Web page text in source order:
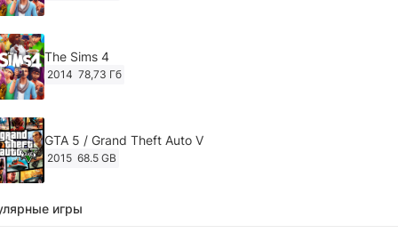
The Sims 4
2014 78,73 Гб
GTA 5 / Grand Theft Auto V
2015 68.5 GB
Ghost of Tsushima: Director's Cut v.1053.8.1023.1614
игры